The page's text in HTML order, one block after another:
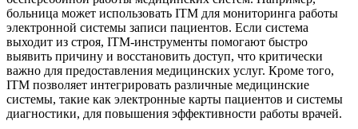
больница может использовать ITM для мониторинга работы
электронной системы записи пациентов. Если система
выходит из строя, ITM-инструменты помогают быстро
выявить причину и восстановить доступ, что критически
важно для предоставления медицинских услуг. Кроме того,
ITM позволяет интегрировать различные медицинские
системы, такие как электронные карты пациентов и системы
диагностики, для повышения эффективности работы врачей.